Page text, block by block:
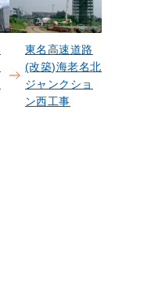
東名高速道路
(改築)海老名北
ジャンクショ
ン西工事